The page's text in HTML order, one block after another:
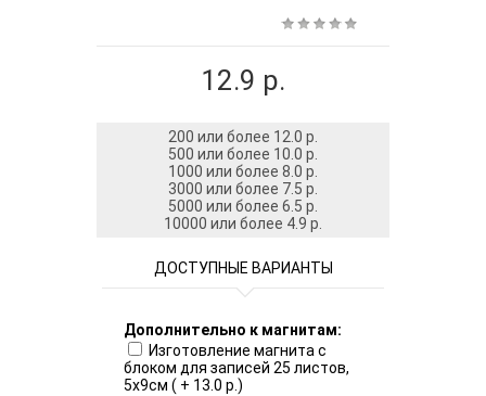
12.9 р.
200 или более 12.0 р.
500 или более 10.0 р.
1000 или более 8.0 р.
3000 или более 7.5 р.
5000 или более 6.5 р.
10000 или более 4.9 р.
ДОСТУПНЫЕ ВАРИАНТЫ
Дополнительно к магнитам:
Изготовление магнита с
блоком для записей 25 листов,
5х9см ( + 13.0 р.)